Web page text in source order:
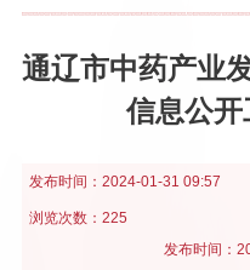
当前位置：首页>政务
通辽市中药产业
信息公
发布时间： 2024-01-31 09:57
浏览次数：225
发布时间：